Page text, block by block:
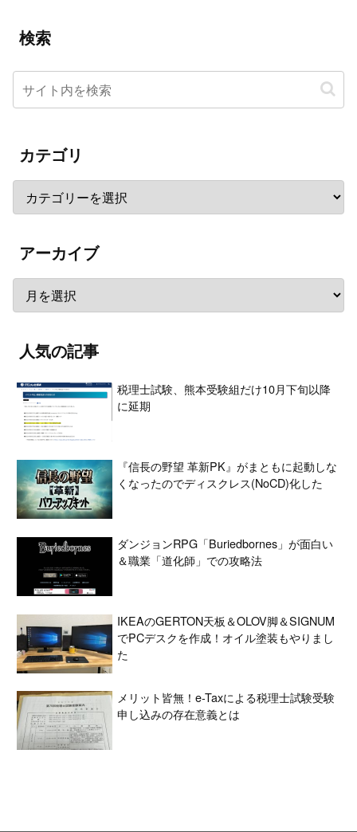
検索
カテゴリ
アーカイブ
人気の記事
税理士試験、熊本受験組だけ10月下旬以降
に延期
『信長の野望 革新PK』がまともに起動しな
くなったのでディスクレス(NoCD)化した
ダンジョンRPG「Buriedbornes」が面白い
＆職業「道化師」での攻略法
IKEAのGERTON天板＆OLOV脚＆SIGNUM
でPCデスクを作成！オイル塗装もやりまし
た
メリット皆無！e-Taxによる税理士試験受験
申し込みの存在意義とは